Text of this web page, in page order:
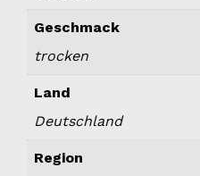
Geschmack
trocken
Land
Deutschland
Region